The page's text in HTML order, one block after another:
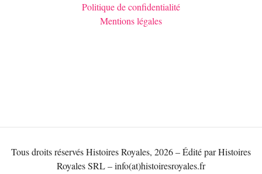
Politique de confidentialité
Mentions légales
Tous droits réservés Histoires Royales, 2026 – Édité par Histoires
Royales SRL – info(at)histoiresroyales.fr